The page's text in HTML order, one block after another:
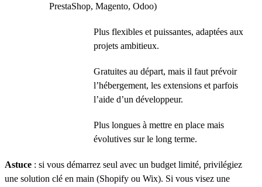
PrestaShop, Magento, Odoo)
Plus flexibles et puissantes, adaptées aux
projets ambitieux.
Gratuites au départ, mais il faut prévoir
l’hébergement, les extensions et parfois
l’aide d’un développeur.
Plus longues à mettre en place mais
évolutives sur le long terme.
Astuce : si vous démarrez seul avec un budget limité, privilégiez
une solution clé en main (Shopify ou Wix). Si vous visez une